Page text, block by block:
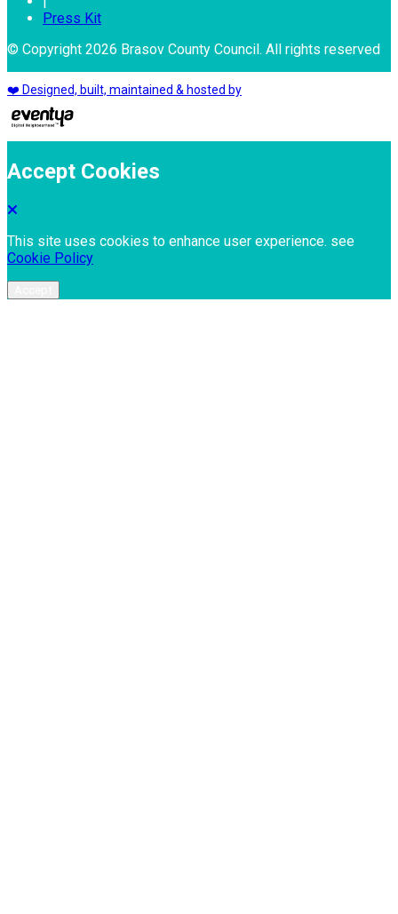
Press Kit
© Copyright 2026 Brasov County Council. All rights reserved
❤️ Designed, built, maintained & hosted by
Accept Cookies
This site uses cookies to enhance user experience. see
Cookie Policy